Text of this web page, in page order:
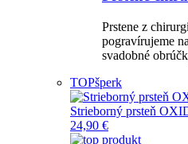
Prstene z
pogravírujeme
svadobné
TOPšperk
Strieborný prsteň
24,90 €